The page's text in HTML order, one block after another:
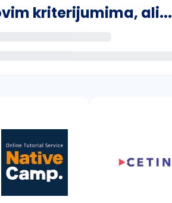
kriterijumima, ali...
ž, dž)